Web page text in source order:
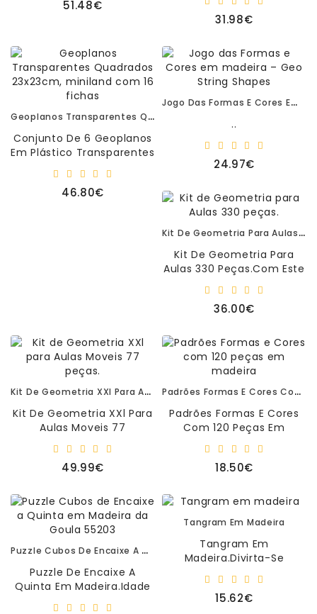
Elásticos Cada.24 Fichas
51.48€
15x15cmContem: 120
Elásticos Cada.16 Fic..
31.98€
Geoplanos Transparentes Quadrados 23x23cm, Miniland Com 16 Fichas
Conjunto De 6 Geoplanos
Em Plástico Transparentes
23x23cmContem: 120
Elásticos Cada.16 Fic..
46.80€
Jogo Das Formas E Cores Em Madeira – Geo String Shapes
..
24.97€
Kit De Geometria Para Aulas 330 Peças.
Kit De Geometria Para
Aulas 330 Peças.Com Este
Descobrir Quase Todas As
Figuras ..
36.00€
Kit De Geometria XXl Para Aulas Moveis 77 Peças.
Kit De Geometria XXl Para
Aulas Moveis 77
É Possível Descobrir
Quase Todas A..
49.99€
Padrões Formas E Cores Com 120 Peças Em Madeira
Padrões Formas E Cores
Com 120 Peças Em
Madeira.5 Fichas Em
Madeira Com Imagen..
18.50€
Puzzle Cubos De Encaixe A Quinta Em Madeira Da Goula 55203
Puzzle De Encaixe A
Quinta Em Madeira.Idade
Tangram Em Madeira
Tangram Em
Madeira.Divirta-Se
Figuras Com Este
Tangram De Madeira.27
15.62€